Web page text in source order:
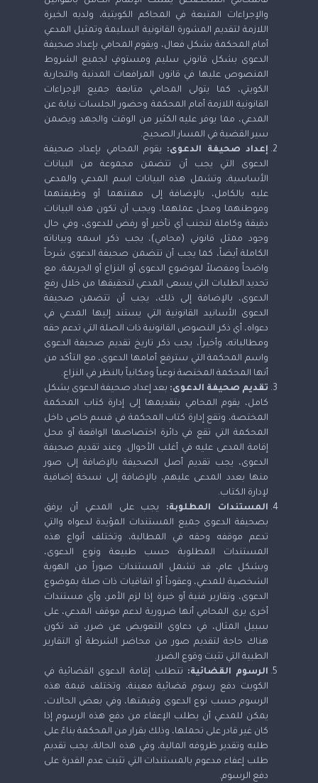
والإجراءات المتبعة في المحاكم الكويتية، ولديه الخبرة
اللازمة لتقديم المشورة القانونية السليمة وتمثيل المدعي
أمام المحكمة بشكل فعال، ويقوم المحامي بإعداد صحيفة
الدعوى بشكل قانوني سليم ومستوفٍ لجميع الشروط
المنصوص عليها في قانون المرافعات المدنية والتجارية
الكويتي، كما يتولى المحامي متابعة جميع الإجراءات
القانونية اللازمة أمام المحكمة وحضور الجلسات نيابة عن
المدعي، مما يوفر عليه الكثير من الوقت والجهد ويضمن
سير القضية في المسار الصحيح.
إعداد صحيفة الدعوى: يقوم المحامي بإعداد صحيفة
الدعوى التي يجب أن تتضمن مجموعة من البيانات
الأساسية، وتشمل هذه البيانات اسم المدعي والمدعى
عليه بالكامل، بالإضافة إلى مهنتهما أو وظيفتهما
وموطنهما ومحل عملهما، ويجب أن تكون هذه البيانات
دقيقة وكاملة لتجنب أي تأخير أو رفض للدعوى، وفي حال
وجود ممثل قانوني (محامي)، يجب ذكر اسمه وبياناته
الكاملة أيضاً، كما يجب أن تتضمن صحيفة الدعوى شرحاً
واضحاً ومفصلاً لموضوع الدعوى أو النزاع أو الجريمة، مع
تحديد الطلبات التي يسعى المدعي لتحقيقها من خلال رفع
الدعوى، بالإضافة إلى ذلك، يجب أن تتضمن صحيفة
الدعوى الأسانيد القانونية التي يستند إليها المدعي في
دعواه، أي ذكر النصوص القانونية ذات الصلة التي تدعم حقه
ومطالباته، وأخيراً، يجب ذكر تاريخ تقديم صحيفة الدعوى
واسم المحكمة التي سترفع أمامها الدعوى، مع التأكد من
أنها المحكمة المختصة نوعياً ومكانياً بالنظر في النزاع.
تقديم صحيفة الدعوى: بعد إعداد صحيفة الدعوى بشكل
كامل، يقوم المحامي بتقديمها إلى إدارة كتاب المحكمة
المختصة، وتقع إدارة كتاب المحكمة في قسم خاص داخل
المحكمة التي تقع في دائرة اختصاصها الواقعة أو محل
إقامة المدعى عليه في أغلب الأحوال. وعند تقديم صحيفة
الدعوى، يجب تقديم أصل الصحيفة بالإضافة إلى صور
منها بعدد المدعى عليهم، بالإضافة إلى نسخة إضافية
لإدارة الكتاب.
المستندات المطلوبة: يجب على المدعي أن يرفق
بصحيفة الدعوى جميع المستندات المؤيدة لدعواه والتي
تدعم موقفه وحقه في المطالبة، وتختلف أنواع هذه
المستندات المطلوبة حسب طبيعة ونوع الدعوى،
وبشكل عام، قد تشمل المستندات صوراً من الهوية
الشخصية للمدعي، وعقوداً أو اتفاقيات ذات صلة بموضوع
الدعوى، وتقارير فنية أو خبرة إذا لزم الأمر، وأي مستندات
أخرى يرى المحامي أنها ضرورية لدعم موقف المدعي، على
سبيل المثال، في دعاوى التعويض عن ضرر، قد تكون
هناك حاجة لتقديم صور من محاضر الشرطة أو التقارير
الطبية التي تثبت وقوع الضرر.
الرسوم القضائية: تتطلب إقامة الدعوى القضائية في
الكويت دفع رسوم قضائية معينة، وتختلف قيمة هذه
الرسوم حسب نوع الدعوى وقيمتها، وفي بعض الحالات،
يمكن للمدعي أن يطلب الإعفاء من دفع هذه الرسوم إذا
كان غير قادر على تحملها، وذلك بقرار من المحكمة بناءً على
طلبه وتقدير ظروفه المالية، وفي هذه الحالة، يجب تقديم
طلب إعفاء مدعوم بالمستندات التي تثبت عدم القدرة على
دفع الرسوم.